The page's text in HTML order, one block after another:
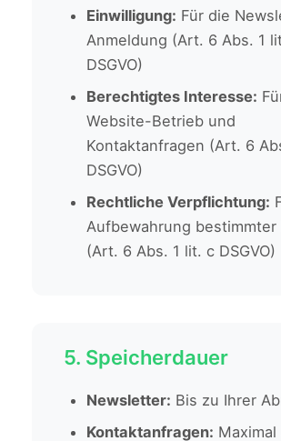
Einwilligung: Für die
Anmeldung (Art. 6 Abs. 1
DSGVO)
Berechtigtes Interesse:
Website-Betrieb und
Kontaktanfragen (Art. 6
DSGVO)
Rechtliche Verpflichtung:
Aufbewahrung bestimmter
(Art. 6 Abs. 1 lit. c DSGVO)
5. Speicherdauer
Newsletter: Bis zu Ihrer
Kontaktanfragen: